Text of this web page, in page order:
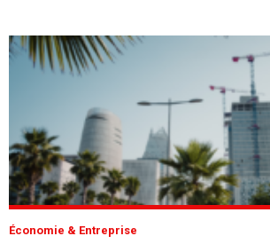
Économie & Entreprise